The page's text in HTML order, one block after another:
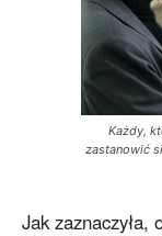
Każdy,
zastanowić
Jak zaznaczyła,